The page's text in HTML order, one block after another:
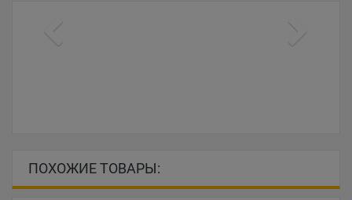
ПОХОЖИЕ ТОВАРЫ: